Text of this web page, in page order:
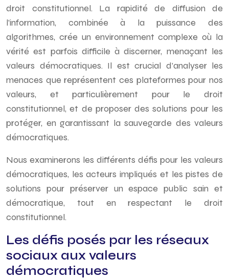
droit constitutionnel. La rapidité de diffusion de
l’information, combinée à la puissance des
algorithmes, crée un environnement complexe où la
vérité est parfois difficile à discerner, menaçant les
valeurs démocratiques. Il est crucial d’analyser les
menaces que représentent ces plateformes pour nos
valeurs, et particulièrement pour le droit
constitutionnel, et de proposer des solutions pour les
protéger, en garantissant la sauvegarde des valeurs
démocratiques.
Nous examinerons les différents défis pour les valeurs
démocratiques, les acteurs impliqués et les pistes de
solutions pour préserver un espace public sain et
démocratique, tout en respectant le droit
constitutionnel.
Les défis posés par les réseaux
sociaux aux valeurs
démocratiques